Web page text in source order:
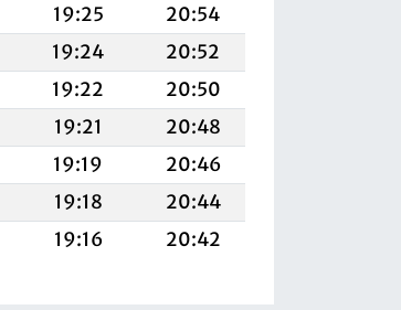
19:25
20:54
19:24
20:52
19:22
20:50
19:21
20:48
19:19
20:46
19:18
20:44
19:16 20:42